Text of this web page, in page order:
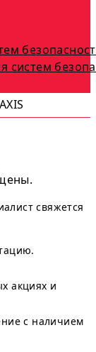
систем
свяжется
акциях и
с наличием